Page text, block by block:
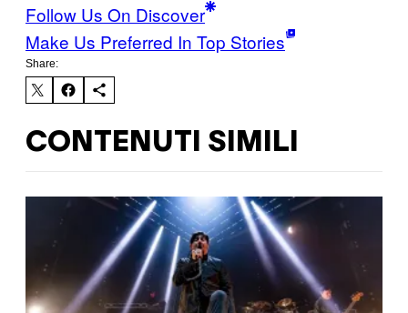
Follow Us On Discover
Make Us Preferred In Top Stories
Share:
CONTENUTI SIMILI